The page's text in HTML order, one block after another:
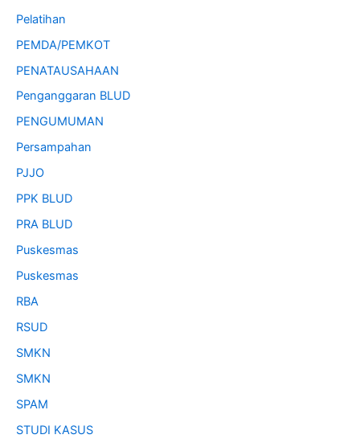
Pelatihan
PEMDA/PEMKOT
PENATAUSAHAAN
Penganggaran BLUD
PENGUMUMAN
Persampahan
PJJO
PPK BLUD
PRA BLUD
Puskesmas
Puskesmas
RBA
RSUD
SMKN
SMKN
SPAM
STUDI KASUS